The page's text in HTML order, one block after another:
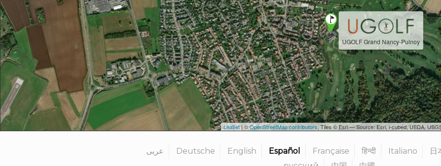
UGOLF Grand Nancy-Pulnoy
Leaflet| ©OpenStreetMap contributors , Tiles © Esri — Source: Esri, i-cubed, USDA,
عربى Deutsche English Español Française हिन्दी Italiano
日